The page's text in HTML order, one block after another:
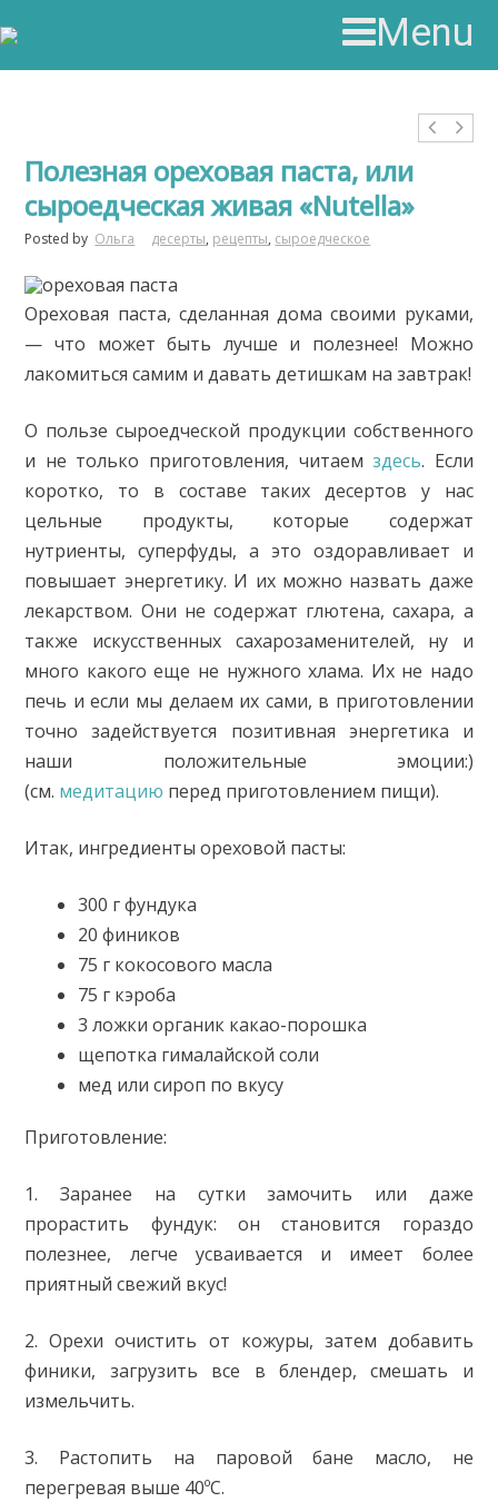
Menu
Полезная ореховая паста, или
сыроедческая живая «Nutella»
Posted by Ольга десерты, рецепты, сыроедческое
Ореховая паста, сделанная дома своими руками,
— что может быть лучше и полезнее! Можно
лакомиться самим и давать детишкам на завтрак!
О пользе сыроедческой продукции собственного
и не только приготовления, читаемздесь. Если
коротко, то в составе таких десертов у нас
цельные продукты, которые содержат
нутриенты, суперфуды, a это оздоравливает и
повышает энергетику. И их можно назвать даже
лекарством. Они не содержат глютена, сахара, а
также искусственных сахарозаменителей, ну и
много какого еще не нужного хлама. Их не надо
печь и если мы делаем их сами, в приготовлении
точно задействуется позитивная энергетика и
наши положительные эмоции:)
(см. медитацию перед приготовлением пищи).
Итак, ингредиенты ореховой пасты:
300 г фундука
20 фиников
75 г кокосового масла
75 г кэроба
3 ложки органик какао-порошка
щепотка гималайской соли
мед или сироп по вкусу
Приготовление:
1. Заранее на сутки замочить или даже
прорастить фундук: он становится гораздо
полезнее, легче усваивается и имеет более
приятный свежий вкус!
2. Орехи очистить от кожуры, затем добавить
финики, загрузить все в блендер, смешать и
измельчить.
3. Растопить на паровой бане масло, не
перегревая выше 40ºC.